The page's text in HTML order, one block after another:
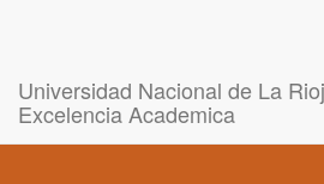
Universidad Nacional de La
Excelencia Academica